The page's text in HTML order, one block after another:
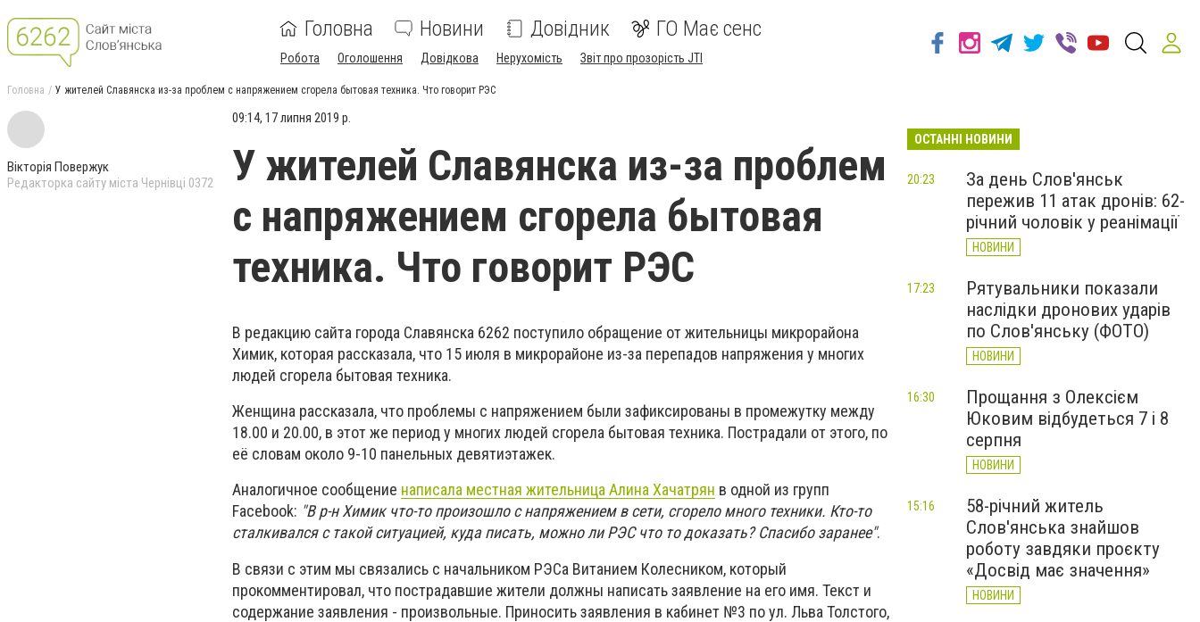
Головна Новини Довідник ГО Має сенс
Робота Оголошення Довідкова Нерухомість Звіт про прозорість JTI
Головна У жителей Славянска из-за проблем с напряжением сгорела бытовая техника. Что говорит РЭС
Вікторія Повержук
Редакторка сайту міста Чернівці 0372
09:14, 17 липня 2019 р.
У жителей Славянска из-за проблем
с напряжением сгорела бытовая
техника. Что говорит РЭС
В редакцию сайта города Славянска 6262 поступило обращение от жительницы микрорайона
Химик, которая рассказала, что 15 июля в микрорайоне из-за перепадов напряжения у многих
людей сгорела бытовая техника.
Женщина рассказала, что проблемы с напряжением были зафиксированы в промежутку между
18.00 и 20.00, в этот же период у многих людей сгорела бытовая техника. Пострадали от этого, по
её словам около 9-10 панельных девятиэтажек.
Аналогичное сообщение написала местная жительница Алина Хачатрян в одной из групп
Facebook: "В р-н Химик что-то произошло с напряжением в сети, сгорело много техники. Кто-то
сталкивался с такой ситуацией, куда писать, можно ли РЭС что то доказать? Спасибо заранее".
В связи с этим мы связались с начальником РЭСа Витанием Колесником, который
прокомментировал, что пострадавшие жители должны написать заявление на его имя. Текст и
содержание заявления - произвольные. Приносить заявления в кабинет №3 по ул. Льва Толстого,
ОСТАННІ НОВИНИ
За день Слов'янськ
пережив 11 атак дронів: 62-
річний чоловік у реанімації
НОВИНИ
20:23
Рятувальники показали
наслідки дронових ударів
по Слов'янську (ФОТО)
НОВИНИ
17:23
Прощання з Олексієм
Юковим відбудеться 7 і 8
серпня
НОВИНИ
16:30
58-річний житель
Слов'янська знайшов
роботу завдяки проєкту
«Досвід має значення»
НОВИНИ
15:16